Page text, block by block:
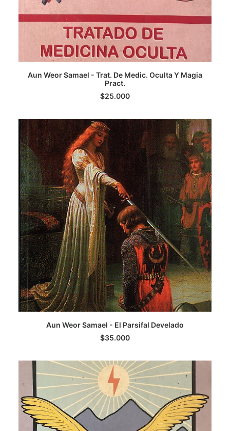
AGREGAR AL CARRITO
Aun Weor Samael - Trat. De Medic. Oculta Y Magia
Pract.
$25.000
AGREGAR AL CARRITO
Aun Weor Samael - El Parsifal Develado
$35.000